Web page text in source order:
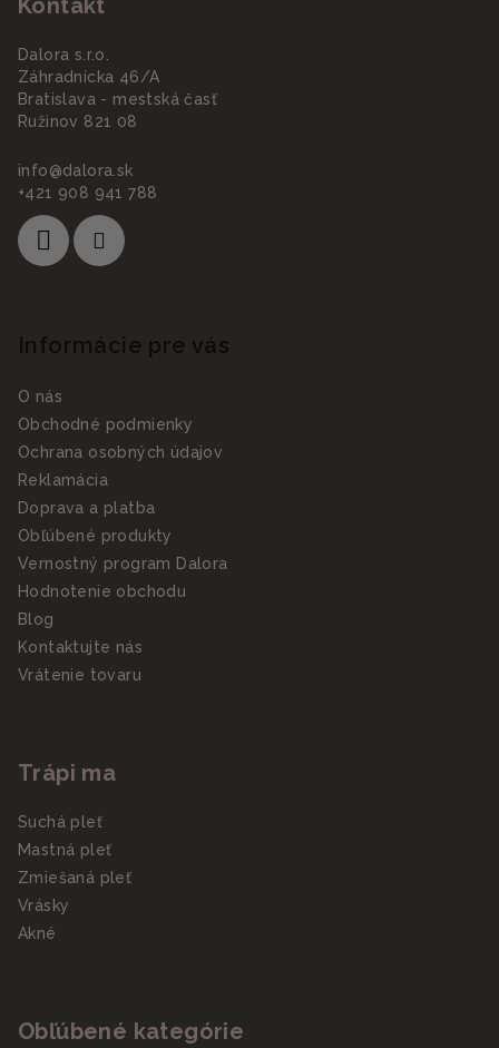
Dalora s.r.o.
Záhradnícka 46/A
Bratislava - mestská časť
Ružinov 821 08
info@dalora.sk
+421 908 941 788
Informácie pre vás
O nás
Obchodné podmienky
Ochrana osobných údajov
Reklamácia
Doprava a platba
Obľúbené produkty
Vernostný program Dalora
Hodnotenie obchodu
Blog
Kontaktujte nás
Vrátenie tovaru
Trápi ma
Suchá pleť
Mastná pleť
Zmiešaná pleť
Vrásky
Akné
Obľúbené kategórie